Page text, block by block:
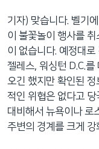
기자) 맞습니다. 벨기
이 불꽃놀이 행사를
이 없습니다. 예정대
젤레스, 워싱턴 D.C.를
오긴 했지만 확인된
적인 위협은 없다고 당
대비해서 뉴욕이나 로
주변의 경계를 크게 강